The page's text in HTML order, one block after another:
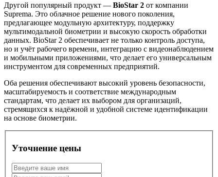
Другой популярный продукт — BioStar 2 от компании
Suprema. Это облачное решение нового поколения,
предлагающее модульную архитектуру, поддержку
мультимодальной биометрии и высокую скорость обработки
данных. BioStar 2 обеспечивает не только контроль доступа,
но и учёт рабочего времени, интеграцию с видеонаблюдением
и мобильными приложениями, что делает его универсальным
инструментом для современных предприятий.
Оба решения обеспечивают высокий уровень безопасности,
масштабируемость и соответствие международным
стандартам, что делает их выбором для организаций,
стремящихся к надёжной и удобной системе идентификации
на основе биометрии.
Уточнение цены